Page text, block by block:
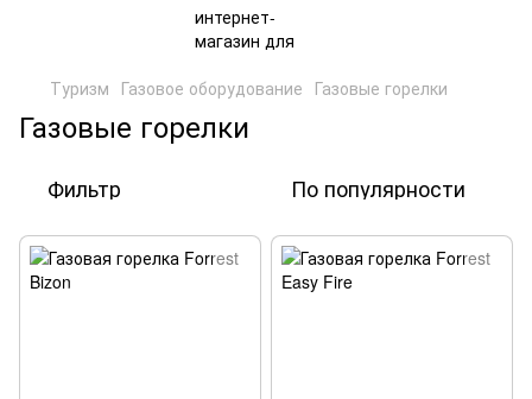
Туризм Газовое оборудование Газовые горелки
Газовые горелки
Фильтр По популярности